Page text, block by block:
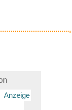
Anzeige